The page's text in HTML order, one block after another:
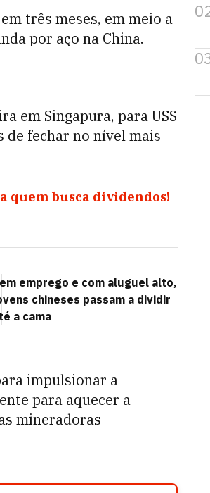
três meses, em meio a
por aço na China.
em Singapura, para US$
de fechar no nível mais
quem busca dividendos!
emprego e com aluguel alto,
chineses passam a dividir
a cama
impulsionar a
para aquecer a
mineradoras